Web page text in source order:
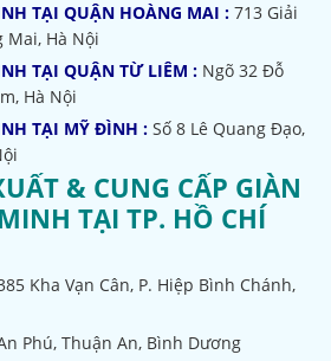
TẠI QUẬN HOÀNG MAI : 713 Giải
Mai, Hà Nội
TẠI QUẬN TỪ LIÊM : Ngõ 32 Đỗ
Hà Nội
TẠI MỸ ĐÌNH : Số 8 Lê Quang Đạo,
& CUNG CẤP GIÀN
TẠI TP. HỒ CHÍ
Kha Vạn Cân, P. Hiệp Bình Chánh,
Phú, Thuận An, Bình Dương